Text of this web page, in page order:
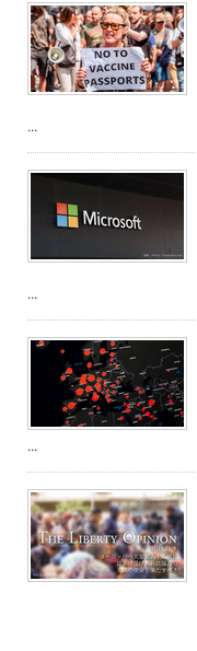
...
...
...